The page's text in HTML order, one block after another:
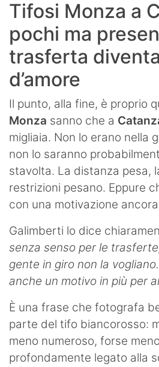
Tifosi Monza a
pochi ma
trasferta
d’amore
Il punto, alla fine, è proprio
Monza sanno che a
migliaia. Non lo erano nella
non lo saranno
stavolta. La distanza pesa,
restrizioni pesano. Eppure
con una motivazione
Galimberti lo dice
senza senso per le
gente in giro non la
anche un motivo in più per
È una frase che fotografa
parte del tifo biancorosso:
meno numeroso, forse
profondamente legato alla